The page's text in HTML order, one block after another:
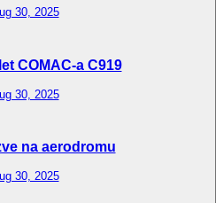
30, 2025
COMAC-a C919
30, 2025
na aerodromu
30, 2025